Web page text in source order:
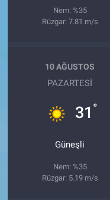
Nem: %35
Rüzgar: 7.81 m/s
10 AĞUSTOS
PAZARTESI
31 °
Güneşli
Nem: %35
Rüzgar: 5.19 m/s